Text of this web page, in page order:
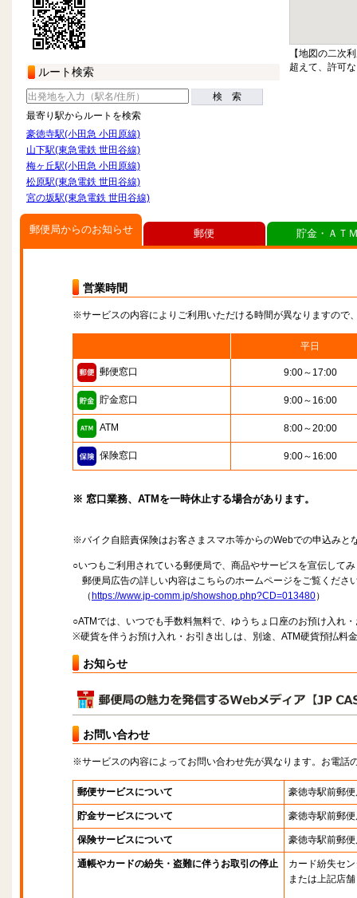
ルート検索
検 索
最寄り駅からルートを検索
豪徳寺駅(小田急 小田原線)
山下駅(東急電鉄 世田谷線)
梅ヶ丘駅(小田急 小田原線)
松原駅(東急電鉄 世田谷線)
宮の坂駅(東急電鉄 世田谷線)
【地図の二次
超えて、許可
郵便局からのお知らせ
営業時間
※サービスの内容によりご利用いただける時間が異なりますので
平日
郵便窓口 9:00～17:00
貯金窓口 9:00～16:00
ATM 8:00～20:00
保険窓口 9:00～16:00
※ 窓口業務、ATMを一時休止する場合があります。
※バイク自賠責保険はお客さまスマホ等からのWebでの申込みと
○いつもご利用されている郵便局で、商品やサービスを宣伝して
郵便局広告の詳しい内容はこちらのホームページをご覧くださ
（ https://www.jp-comm.jp/showshop.php?CD=013480）
○ATMでは、いつでも手数料無料で、ゆうちょ口座のお預け入れ
※硬貨を伴うお預け入れ・お引き出しは、別途、ATM硬貨預払料
お知らせ
お問い合わせ
※サービスの内容によってお問い合わせ先が異なります。お電話
郵便サービスについて 豪徳寺駅前郵
貯金サービスについて 豪徳寺駅前郵
保険サービスについて 豪徳寺駅前郵
通帳やカードの紛失・盗難に伴うお取引の停止
カード紛失セ
または上記店舗
郵便 貯金・ＡＴ